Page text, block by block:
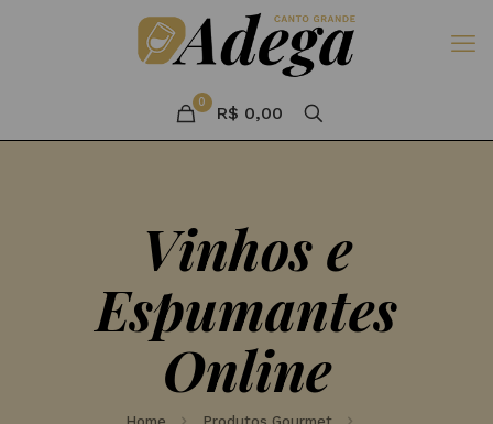
0
R$ 0,00
Vinhos e
Espumantes
Online